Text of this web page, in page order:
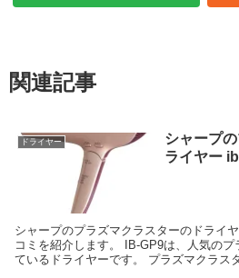
関連記事
ドライヤー
シャープ
ライヤー
シャープのプラズマクラスターのドライ
コミを紹介します。 IB-GP9は、人気の
ているドライヤーです。 プラズマクラス